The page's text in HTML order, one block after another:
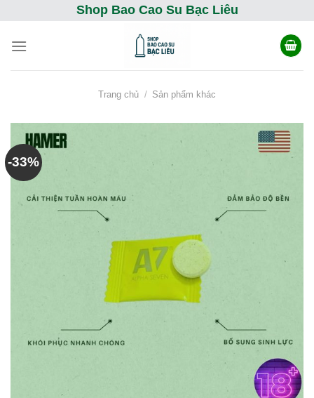
content
Shop Bao Cao Su Bạc Liêu
Trang chủ / Sản phẩm khác
-33%